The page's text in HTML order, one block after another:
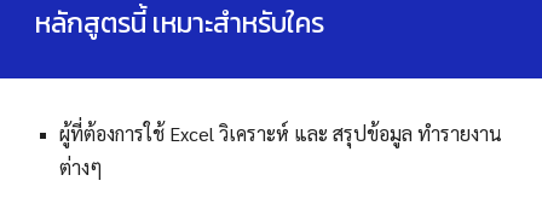
หลักสูตรนี้ เหมาะสำหรับใคร
ผู้ที่ต้องการใช้ Excel วิเคราะห์ และ สรุปข้อมูล ทำรายงาน
ต่างๆ